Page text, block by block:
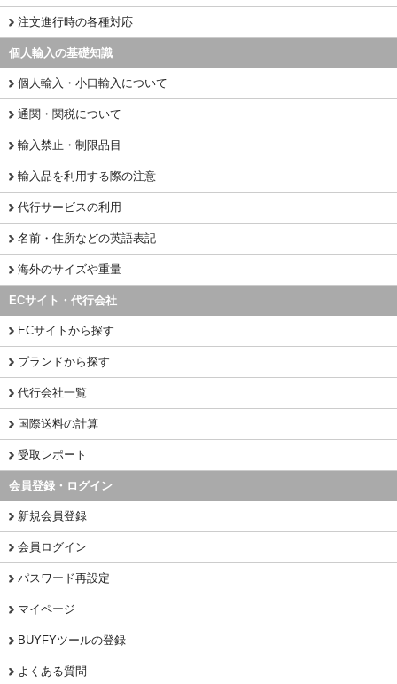
注文進行時の各種対応
個人輸入の基礎知識
個人輸入・小口輸入について
通関・関税について
輸入禁止・制限品目
輸入品を利用する際の注意
代行サービスの利用
名前・住所などの英語表記
海外のサイズや重量
ECサイト・代行会社
ECサイトから探す
ブランドから探す
代行会社一覧
国際送料の計算
受取レポート
会員登録・ログイン
新規会員登録
会員ログイン
パスワード再設定
マイページ
BUYFYツールの登録
よくある質問